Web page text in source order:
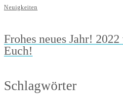
Neuigkeiten
Frohes neues Jahr!
Euch!
Schlagwörter